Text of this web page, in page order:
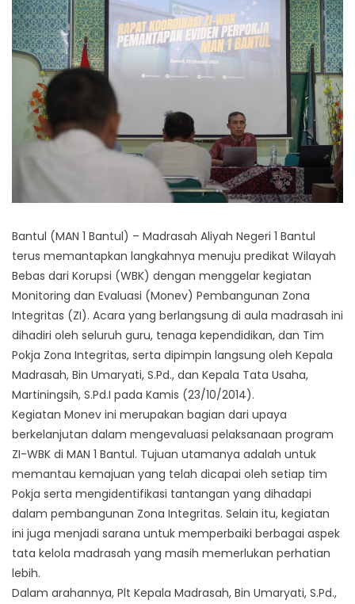
Bantul (MAN 1 Bantul) – Madrasah Aliyah Negeri 1 Bantul
terus memantapkan langkahnya menuju predikat Wilayah
Bebas dari Korupsi (WBK) dengan menggelar kegiatan
Monitoring dan Evaluasi (Monev) Pembangunan Zona
Integritas (ZI). Acara yang berlangsung di aula madrasah ini
dihadiri oleh seluruh guru, tenaga kependidikan, dan Tim
Pokja Zona Integritas, serta dipimpin langsung oleh Kepala
Madrasah, Bin Umaryati, S.Pd., dan Kepala Tata Usaha,
Martiningsih, S.Pd.I pada Kamis (23/10/2014).
Kegiatan Monev ini merupakan bagian dari upaya
berkelanjutan dalam mengevaluasi pelaksanaan program
ZI-WBK di MAN 1 Bantul. Tujuan utamanya adalah untuk
memantau kemajuan yang telah dicapai oleh setiap tim
Pokja serta mengidentifikasi tantangan yang dihadapi
dalam pembangunan Zona Integritas. Selain itu, kegiatan
ini juga menjadi sarana untuk memperbaiki berbagai aspek
tata kelola madrasah yang masih memerlukan perhatian
lebih.
Dalam arahannya, Plt Kepala Madrasah, Bin Umaryati, S.Pd.,